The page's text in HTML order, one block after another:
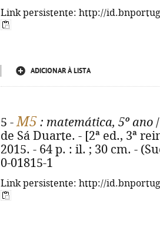
Link persistente: http://
ADICIONAR À LISTA
5 -M5 : matemática, 5º ano
de Sá Duarte. - [2ª ed., 3ª
2015. - 64 p. : il. ; 30 cm. -
0-01815-1
Link persistente: http://